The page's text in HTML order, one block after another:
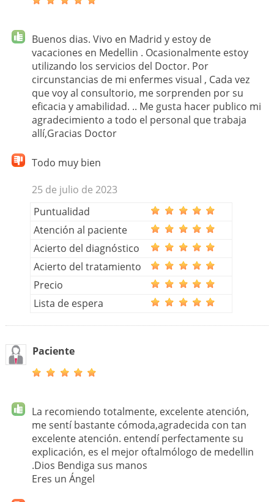
Buenos dias. Vivo en Madrid y estoy de
vacaciones en Medellin . Ocasionalmente estoy
utilizando los servicios del Doctor. Por
circunstancias de mi enfermes visual , Cada vez
que voy al consultorio, me sorprenden por su
eficacia y amabilidad. .. Me gusta hacer publico mi
agradecimiento a todo el personal que trabaja
allí,Gracias Doctor
Todo muy bien
25 de julio de 2023
Puntualidad
Atención al paciente
Acierto del diagnóstico
Acierto del tratamiento
Precio
Lista de espera
Paciente
La recomiendo totalmente, excelente atención,
me sentí bastante cómoda,agradecida con tan
excelente atención. entendí perfectamente su
explicación, es el mejor oftalmólogo de medellin
.Dios Bendiga sus manos
Eres un Ángel